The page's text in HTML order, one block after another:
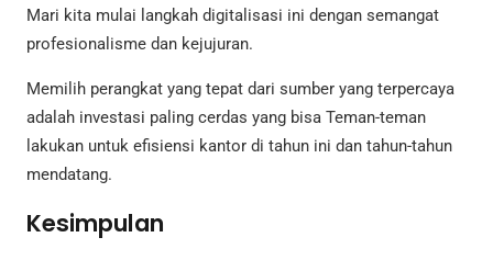
Mari kita mulai langkah digitalisasi ini dengan semangat
profesionalisme dan kejujuran.
Memilih perangkat yang tepat dari sumber yang terpercaya
adalah investasi paling cerdas yang bisa Teman-teman
lakukan untuk efisiensi kantor di tahun ini dan tahun-tahun
mendatang.
Kesimpulan